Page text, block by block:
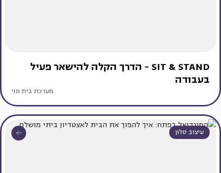
SIT & STAND - הדרך הקלה להישאר פעיל
בעבודה
מערכת בית ונוי
עיצוב סלון